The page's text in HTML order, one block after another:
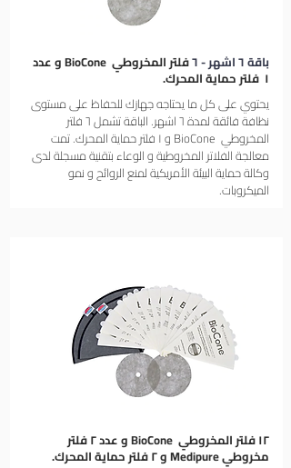
باقة ٦ اشهر - ٦ فلتر المخروطي BioCone و عدد
١ فلتر حماية المحرك.
يحتوي على كل ما يحتاجه جهازك للحفاظ على مستوى
نظافة فائقة لمدة ٦ اشهر. الباقة تشمل ٦ فلتر
المخروطي BioCone و ١ فلتر حماية المحرك. تمت
معالجة الفلاتر المخروطية و الوعاء بتقنية مسجلة لدى
وكالة حماية البيئة الأمريكية لمنع الروائح و نمو
الميكروبات. ​
١٢ فلتر المخروطي BioCone و عدد ٢ فلتر
مخروطي Medipure
و ٢ فلتر حماية المحرك.